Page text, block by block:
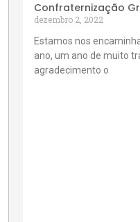
Confraternização
dezembro 2, 2022
Estamos nos
ano, um ano de muito
agradecimento o